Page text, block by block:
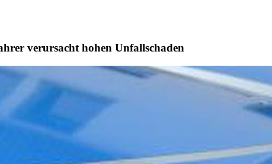
verursacht hohen Unfallschaden